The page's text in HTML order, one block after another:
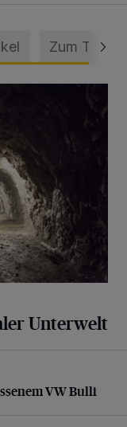
Zum Thema
Unterwelt
VW Bulli
VW Bulli